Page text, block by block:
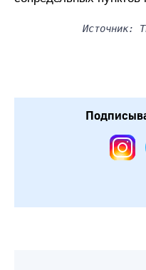
Источник: